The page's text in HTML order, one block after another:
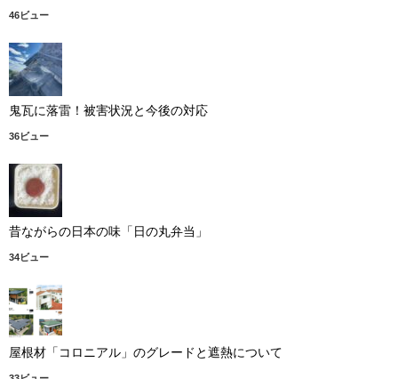
46ビュー
鬼瓦に落雷！被害状況と今後の対応
36ビュー
昔ながらの日本の味「日の丸弁当」
34ビュー
屋根材「コロニアル」のグレードと遮熱について